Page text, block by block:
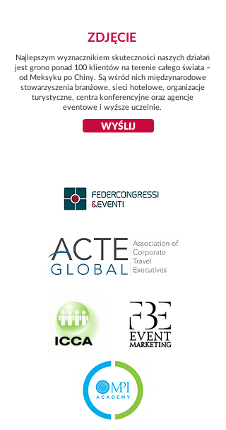
ZDJĘCIE
Najlepszym wyznacznikiem skuteczności naszych działań
jest grono ponad 100 klientów na terenie całego świata –
od Meksyku po Chiny. Są wśród nich międzynarodowe
stowarzyszenia branżowe, sieci hotelowe, organizacje
turystyczne, centra konferencyjne oraz agencje
eventowe i wyższe uczelnie.
WYŚLIJ